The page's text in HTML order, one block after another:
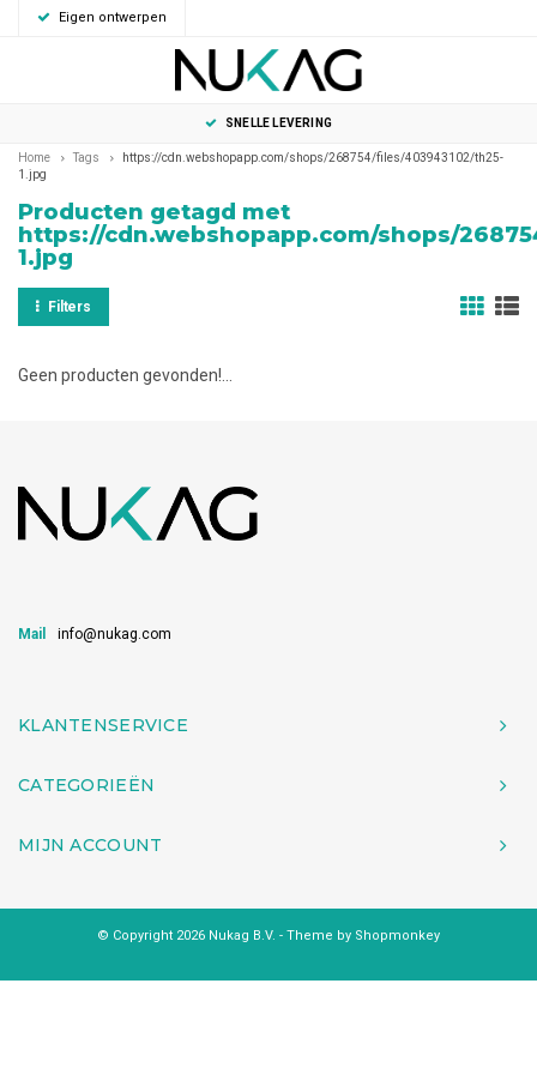
Eigen ontwerpen
SNELLE LEVERING
Home Tags
https://cdn.webshopapp.com/shops/268754/files/403943102/th25-
1.jpg
Producten getagd met
https://cdn.webshopapp.com/shops/
1.jpg
Filters
Geen producten gevonden!...
Mail info@nukag.com
KLANTENSERVICE
CATEGORIEËN
MIJN ACCOUNT
© Copyright 2026 Nukag B.V. - Theme by Shopmonkey